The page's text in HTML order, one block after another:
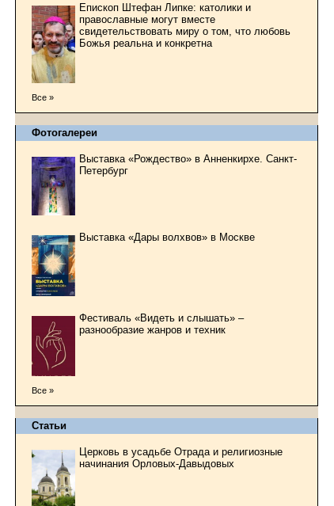
Епископ Штефан Липке: католики и
православные могут вместе
свидетельствовать миру о том, что любовь
Божья реальна и конкретна
Все »
Фотогалереи
Выставка «Рождество» в Анненкирхе. Санкт-
Петербург
Выставка «Дары волхвов» в Москве
Фестиваль «Видеть и слышать» –
разнообразие жанров и техник
Все »
Статьи
Церковь в усадьбе Отрада и религиозные
начинания Орловых-Давыдовых